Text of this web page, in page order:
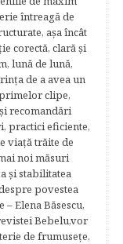
întreagă de
aşa încât
corectă, clară şi
lună de lună,
de a avea un
clipe,
recomandări
practici eficiente,
viaţă trăite de
noi măsuri
şi stabilitatea
povestea
Elena Băsescu,
Bebelu,vor
de frumuseţe,